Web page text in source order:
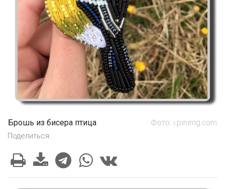
Брошь из бисера птица Фото: i.pinimg.com
Поделиться: